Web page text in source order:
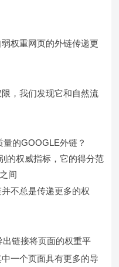
权重网页的外链传递更
，我们发现它和自然流
的权威指标，它的得分范
间
不总是传递更多的权
链接将页面的权重平
一个页面具有更多的导